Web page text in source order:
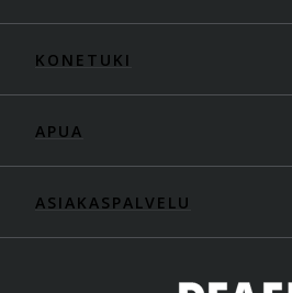
KONETUKI
APUA
ASIAKASPALVELU